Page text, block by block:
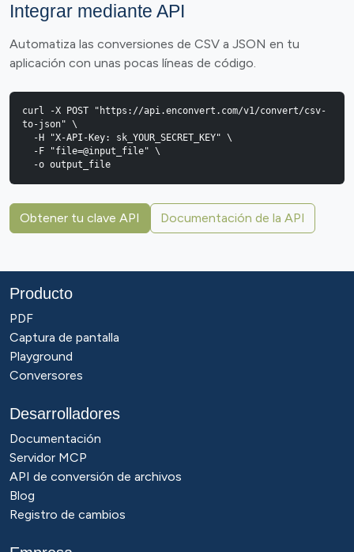
Integrar mediante API
Automatiza las conversiones de CSV a JSON en tu
aplicación con unas pocas líneas de código.
curl -X POST "https://api.enconvert.com/v1/convert/csv-
to-json" \
  -o output_file
Obtener tu clave API Documentación de la API
Producto
PDF
Captura de pantalla
Playground
Conversores
Desarrolladores
Documentación
Servidor MCP
API de conversión de archivos
Blog
Registro de cambios